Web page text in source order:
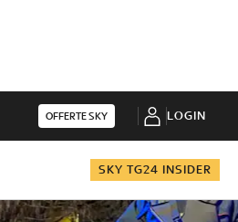
OFFERTE SKY LOGIN
SKY TG24 INSIDER